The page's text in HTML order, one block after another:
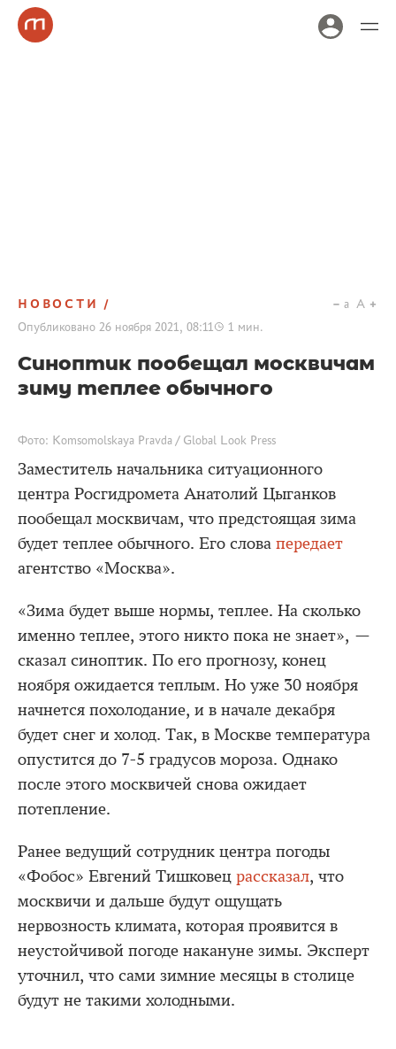
НОВОСТИ
Опубликовано 26 ноября 2021, 08:11 1 мин.
a A
Синоптик пообещал москвичам
зиму теплее обычного
Фото: Komsomolskaya Pravda / Global Look Press
Заместитель начальника ситуационного
центра Росгидромета Анатолий Цыганков
пообещал москвичам, что предстоящая зима
будет теплее обычного. Его слова передает
агентство «Москва».
«Зима будет выше нормы, теплее. На сколько
именно теплее, этого никто пока не знает», —
сказал синоптик. По его прогнозу, конец
ноября ожидается теплым. Но уже 30 ноября
начнется похолодание, и в начале декабря
будет снег и холод. Так, в Москве температура
опустится до 7-5 градусов мороза. Однако
после этого москвичей снова ожидает
потепление.
Ранее ведущий сотрудник центра погоды
«Фобос» Евгений Тишковец рассказал, что
москвичи и дальше будут ощущать
нервозность климата, которая проявится в
неустойчивой погоде накануне зимы. Эксперт
уточнил, что сами зимние месяцы в столице
будут не такими холодными.